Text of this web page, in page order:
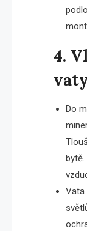
4.
Do
Vata